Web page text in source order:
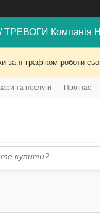
/ ТРЕВОГИ
її графіком роботи
та послуги Про нас